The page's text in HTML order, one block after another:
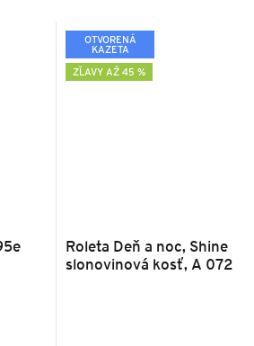
OTVORENÁ
KAZETA
ZĽAVY AŽ 45 %
Roleta Deň a noc, Shine
slonovinová kosť, A 072